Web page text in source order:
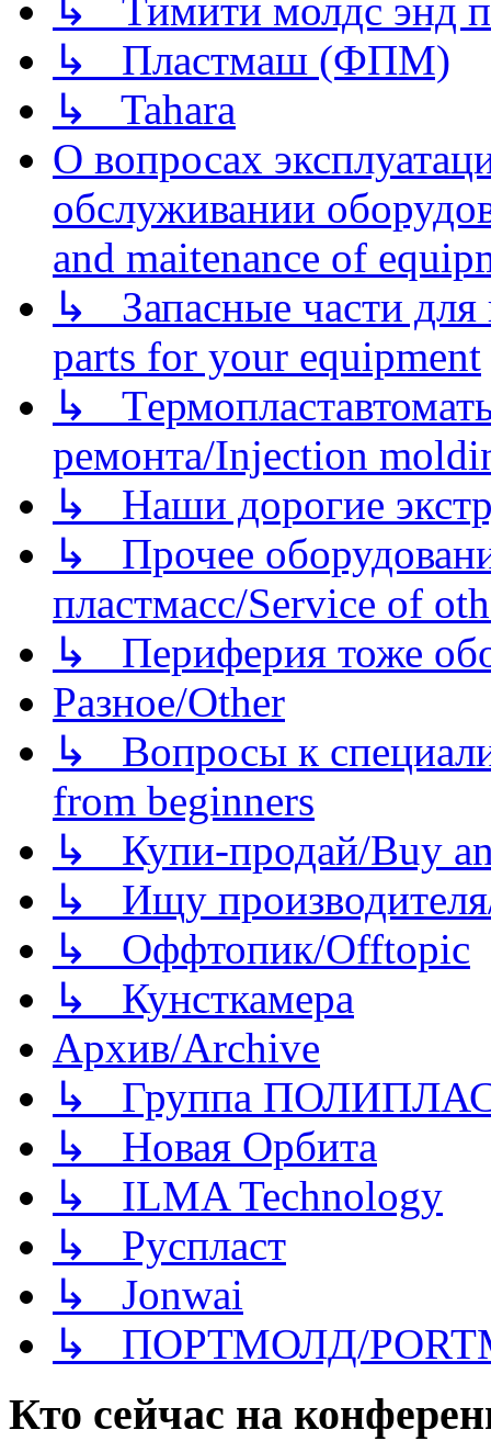
↳ Тимити молдс энд
↳ Пластмаш (ФПМ)
↳ Tahara
О вопросах
обслуживании
and maitenance of
↳ Запасные части для
parts for your equipment
↳
ремонта/Injection
↳ Наши дорогие
↳ Прочее
пластмасс/Service of
↳ Периферия тоже
Разное/Other
↳ Вопросы к
from beginners
↳ Купи-продай/Buy
↳ Ищу
↳ Оффтопик/Offtopic
↳ Кунсткамера
Архив/Archive
↳ Группа
↳ Новая Орбита
↳ ILMA Technology
↳ Руспласт
↳ Jonwai
↳ ПОРТМОЛД/
Кто сейчас на